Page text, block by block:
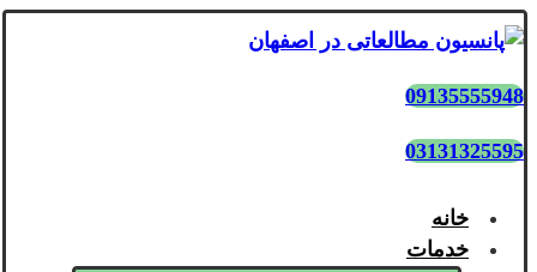
09135555948
03131325595
خانه
خدمات